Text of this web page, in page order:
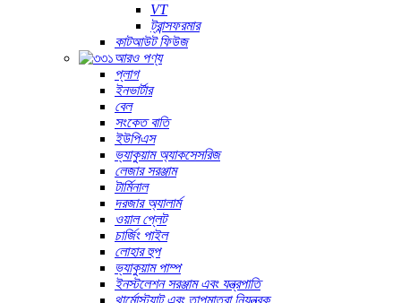
VT
ট্রান্সফরমার
কাটআউট ফিউজ
আরও পণ্য
প্লাগ
ইনভার্টার
বেল
সংকেত বাতি
ইউপিএস
ভ্যাকুয়াম অ্যাকসেসরিজ
লেজার সরঞ্জাম
টার্মিনাল
দরজার অ্যালার্ম
ওয়াল প্লেট
চার্জিং পাইল
লোহার হুপ
ভ্যাকুয়াম পাম্প
ইনস্টলেশন সরঞ্জাম এবং যন্ত্রপাতি
থার্মোস্ট্যাট এবং তাপমাত্রা নিয়ন্ত্রক